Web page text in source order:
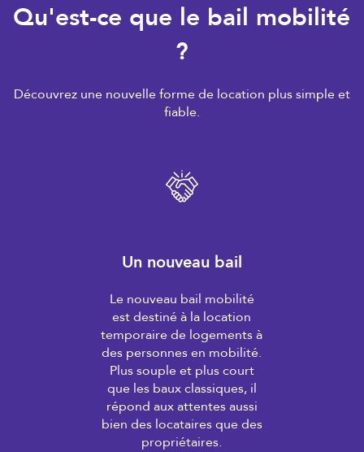
Qu'est-ce que le bail mobilité
?
Découvrez une nouvelle forme de location plus simple et
fiable.
Un nouveau bail
Le nouveau bail mobilité
est destiné à la location
temporaire de logements à
des personnes en mobilité.
Plus souple et plus court
que les baux classiques, il
répond aux attentes aussi
bien des locataires que des
propriétaires.